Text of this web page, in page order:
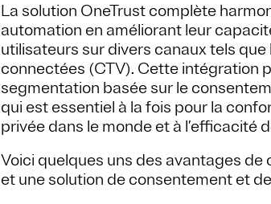
La solution OneTrust complète
automation en améliorant leur
utilisateurs sur divers canaux tels
connectées (CTV). Cette intégration
segmentation basée sur le
qui est essentiel à la fois pour la
privée dans le monde et à l’efficacité
Voici quelques uns des avantages
et une solution de consentement et